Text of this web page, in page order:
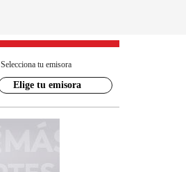
Selecciona tu emisora
Elige tu emisora